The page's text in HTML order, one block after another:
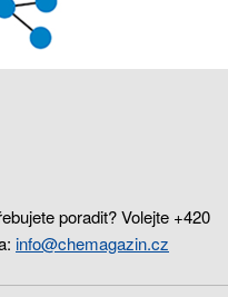
poradit? Volejte +420
info@chemagazin.cz